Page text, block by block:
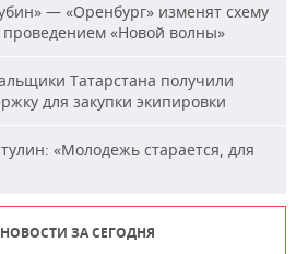
— «Оренбург» изменят схему
проведением «Новой волны»
Татарстана получили
для закупки экипировки
«Молодежь старается, для
НОВОСТИ ЗА СЕГОДНЯ